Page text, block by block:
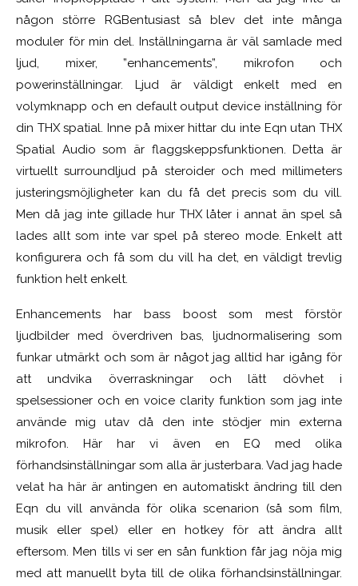
någon större RGBentusiast så blev det inte många
moduler för min del. Inställningarna är väl samlade med
ljud, mixer, ”enhancements”, mikrofon och
powerinställningar. Ljud är väldigt enkelt med en
volymknapp och en default output device inställning för
din THX spatial. Inne på mixer hittar du inte Eqn utan THX
Spatial Audio som är flaggskeppsfunktionen. Detta är
virtuellt surroundljud på steroider och med millimeters
justeringsmöjligheter kan du få det precis som du vill.
Men då jag inte gillade hur THX låter i annat än spel så
lades allt som inte var spel på stereo mode. Enkelt att
konfigurera och få som du vill ha det, en väldigt trevlig
funktion helt enkelt.
Enhancements har bass boost som mest förstör
ljudbilder med överdriven bas, ljudnormalisering som
funkar utmärkt och som är något jag alltid har igång för
att undvika överraskningar och lätt dövhet i
spelsessioner och en voice clarity funktion som jag inte
använde mig utav då den inte stödjer min externa
mikrofon. Här har vi även en EQ med olika
förhandsinställningar som alla är justerbara. Vad jag hade
velat ha här är antingen en automatiskt ändring till den
Eqn du vill använda för olika scenarion (så som film,
musik eller spel) eller en hotkey för att ändra allt
eftersom. Men tills vi ser en sån funktion får jag nöja mig
med att manuellt byta till de olika förhandsinställningar.